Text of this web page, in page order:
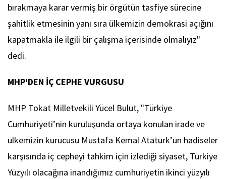
bırakmaya karar vermiş bir örgütün tasfiye sürecine
şahitlik etmesinin yanı sıra ülkemizin demokrasi açığını
kapatmakla ile ilgili bir çalışma içerisinde olmalıyız"
dedi.
MHP'DEN İÇ CEPHE VURGUSU
MHP Tokat Milletvekili Yücel Bulut, "Türkiye
Cumhuriyeti’nin kuruluşunda ortaya konulan irade ve
ülkemizin kurucusu Mustafa Kemal Atatürk’ün hadiseler
karşısında iç cepheyi tahkim için izlediği siyaset, Türkiye
Yüzyılı olacağına inandığımız cumhuriyetin ikinci yüzyılı